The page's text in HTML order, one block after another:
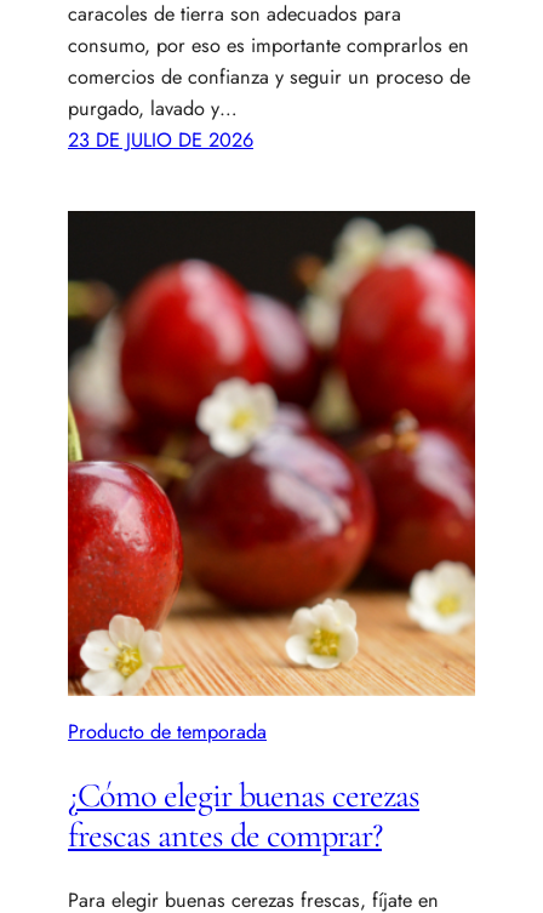
caracoles de tierra son adecuados para
consumo, por eso es importante comprarlos en
comercios de confianza y seguir un proceso de
purgado, lavado y…
23 DE JULIO DE 2026
Producto de temporada
¿Cómo elegir buenas cerezas
frescas antes de comprar?
Para elegir buenas cerezas frescas, fíjate en